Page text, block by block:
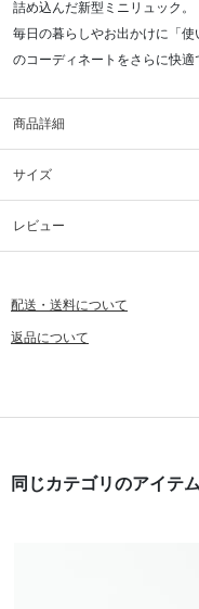
詰め込んだ新型ミニリュック。
毎日の暮らしやお出かけに「
のコーディネートをさらに快
商品詳細
サイズ
レビュー
配送・送料について
返品について
同じカテゴリのアイテム